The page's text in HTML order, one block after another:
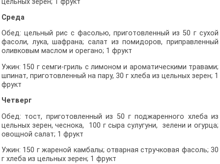
Среда
Обед: цельный рис с фасолью, приготовленный из 50 г сухой
фасоли, лука, шафрана; салат из помидоров, приправленный
оливковым маслом и орегано; 1 фрукт
Ужин: 150 г семги-гриль с лимоном и ароматическими травами;
шпинат, приготовленный на пару, 30 г хлеба из цельных зерен; 1
фрукт
Четверг
Обед: тост, приготовленный из 50 г поджаренного хлеба из
цельных зерен, чеснока, 100 г сыра сулугуни, зелени и огурца;
овощной салат; 1 фрукт
Ужин: 150 г жареной камбалы; отварная стручковая фасоль; 30
г хлеба из цельных зерен; 1 фрукт